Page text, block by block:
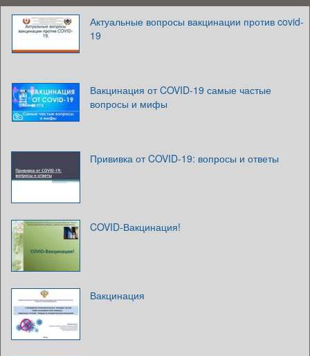
Актуальные вопросы вакцинации против covid-
19
Вакцинация от COVID-19 самые частые
вопросы и мифы
Прививка от COVID-19: вопросы и ответы
COVID-Вакцинация!
Вакцинация